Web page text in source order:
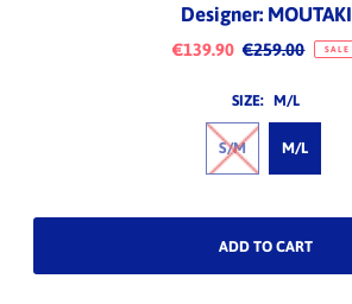
Designer: MOUTAKI
€139.90 €259.00 SALE
SIZE: M/L
S/M M/L